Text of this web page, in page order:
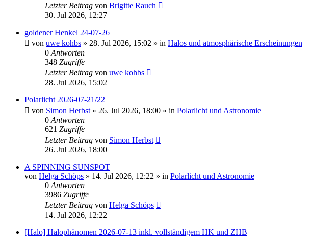
Letzter Beitrag von Brigitte Rauch
30. Jul 2026, 12:27
goldener Henkel 24-07-26
von uwe kohbs » 28. Jul 2026, 15:02 » in Halos und atmosphärische Erscheinungen
0 Antworten
348 Zugriffe
Letzter Beitrag von uwe kohbs
28. Jul 2026, 15:02
Polarlicht 2026-07-21/22
von Simon Herbst » 26. Jul 2026, 18:00 » in Polarlicht und Astronomie
0 Antworten
621 Zugriffe
Letzter Beitrag von Simon Herbst
26. Jul 2026, 18:00
A SPINNING SUNSPOT
von Helga Schöps » 14. Jul 2026, 12:22 » in Polarlicht und Astronomie
0 Antworten
3986 Zugriffe
Letzter Beitrag von Helga Schöps
14. Jul 2026, 12:22
[Halo] Halophänomen 2026-07-13 inkl. vollständigem HK und ZHB